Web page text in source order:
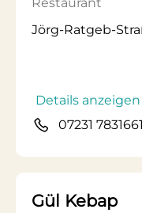
Jörg-Ratgeb-
Details anzeigen
07231 7831661
Gül Kebap